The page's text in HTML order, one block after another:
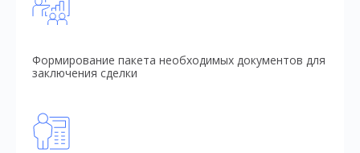
Формирование пакета необходимых документов для
заключения сделки